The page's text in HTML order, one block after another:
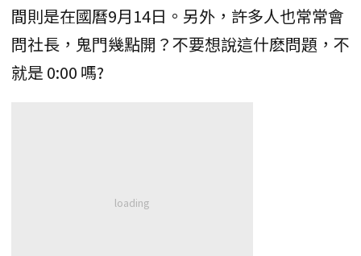
間則是在國曆9月14日。另外，許多人也常常會
問社長，鬼門幾點開？不要想說這什麽問題，不
就是 0:00 嗎?